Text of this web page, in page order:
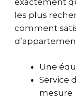
exactement
les plus
comment
Une
Service
mesure